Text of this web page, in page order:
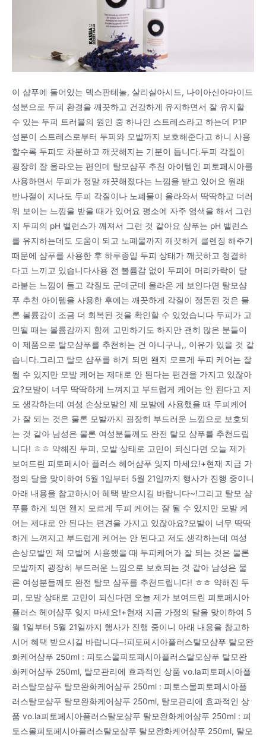
이 샴푸에 들어있는 덱스판테놀, 살리실아시드, 나이아신아마이드
성분으로 두피 환경을 깨끗하고 건강하게 유지하면서 잘 유지할
수 있는 두피 트러블의 원인 중 하나인 스트레스라고 하는데 P1P
성분이 스트레스로부터 두피와 모발까지 보호해준다고 하니 사용
할수록 두피도 차분하고 깨끗해지는 기분이 듭니다.두피 각질이
굉장히 잘 올라오는 편인데 탈모샴푸 추천 아이템인 피토페시아를
사용하면서 두피가 정말 깨끗해졌다는 느낌을 받고 있어요 원래
반나절이 지나도 두피 각질이나 노폐물이 올라와서 딱딱하고 더러
워 보이는 느낌을 받을 때가 있어요 평소에 자주 염색을 해서 그런
지 두피의 pH 밸런스가 깨져서 그런 것 같아요 샴푸는 pH 밸런스
를 유지하는데도 도움이 되고 노폐물까지 깨끗하게 클렌징 해주기
때문에 샴푸를 사용한 후 하루종일 두피 상태가 깨끗하고 청결하
다고 느끼고 있습니다사용 전 볼륨감 없이 두피에 머리카락이 달
라붙는 느낌이 들고 각질도 군데군데 올라온 게 보인다면 탈모샴
푸 추천 아이템을 사용한 후에는 깨끗하게 각질이 정돈된 것은 물
론 볼륨감이 조금 더 회복된 것을 확인할 수 있었습니다 두피가 고
민될 때는 볼륨감까지 함께 고민하기도 하지만 괜히 많은 분들이
이 제품으로 탈모샴푸를 추천하는 건 아니구나,, 이유가 있을 것 같
습니다.그리고 탈모 샴푸를 하게 되면 왠지 모르게 두피 케어는 잘
될 수 있지만 모발 케어는 제대로 안 된다는 편견을 가지고 있잖아
요?모발이 너무 딱딱하게 느껴지고 부드럽게 케어는 안 된다고 저
도 생각하는데 여성 손상모발인 제 모발에 사용했을 때 두피케어
가 잘 되는 것은 물론 모발까지 굉장히 부드러운 느낌으로 보호되
는 것 같아 남성은 물론 여성분들께도 완전 탈모 샴푸를 추천드립
니다! ㅎㅎ 약해진 두피, 모발 상태로 고민이 되신다면 오늘 제가
보여드린 피토페시아 플러스 헤어샴푸 잊지 마세요!+현재 지금 가
정의 달을 맞이하여 5월 1일부터 5월 21일까지 행사가 진행 중이니
아래 내용을 참고하시어 혜택 받으시길 바랍니다~!그리고 탈모 샴
푸를 하게 되면 왠지 모르게 두피 케어는 잘 될 수 있지만 모발 케
어는 제대로 안 된다는 편견을 가지고 있잖아요?모발이 너무 딱딱
하게 느껴지고 부드럽게 케어는 안 된다고 저도 생각하는데 여성
손상모발인 제 모발에 사용했을 때 두피케어가 잘 되는 것은 물론
모발까지 굉장히 부드러운 느낌으로 보호되는 것 같아 남성은 물
론 여성분들께도 완전 탈모 샴푸를 추천드립니다! ㅎㅎ 약해진 두
피, 모발 상태로 고민이 되신다면 오늘 제가 보여드린 피토페시아
플러스 헤어샴푸 잊지 마세요!+현재 지금 가정의 달을 맞이하여 5
월 1일부터 5월 21일까지 행사가 진행 중이니 아래 내용을 참고하
시어 혜택 받으시길 바랍니다~!피토페시아플러스탈모샴푸 탈모완
화케어샴푸 250ml : 피토스몰피토페시아플러스탈모샴푸 탈모완
화케어샴푸 250ml, 탈모관리에 효과적인 상품 vo.la피토페시아플
러스탈모샴푸 탈모완화케어샴푸 250ml : 피토스몰피토페시아플
러스탈모샴푸 탈모완화케어샴푸 250ml, 탈모관리에 효과적인 상
품 vo.la피토페시아플러스탈모샴푸 탈모완화케어샴푸 250ml : 피
토스몰피토페시아플러스탈모샴푸 탈모완화케어샴푸 250ml, 탈모